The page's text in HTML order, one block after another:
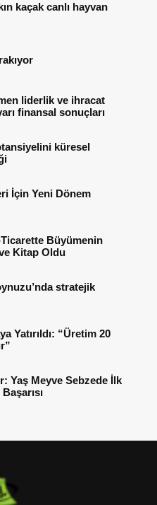
kaçak canlı hayvan
liderlik ve ihracat
finansal sonuçları
küresel
İçin Yeni Dönem
Ticarette Büyümenin
Kitap Oldu
stratejik
Yatırıldı: “Üretim 20
Yaş Meyve Sebzede İlk